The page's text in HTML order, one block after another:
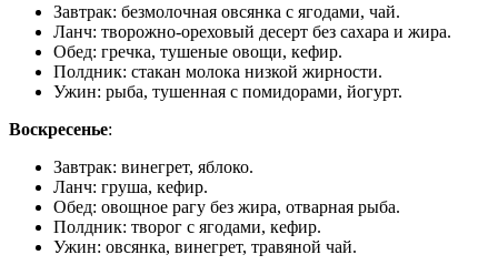
Завтрак: безмолочная овсянка с ягодами, чай.
Ланч: творожно-ореховый десерт без сахара и жира.
Обед: гречка, тушеные овощи, кефир.
Полдник: стакан молока низкой жирности.
Ужин: рыба, тушенная с помидорами, йогурт.
Воскресенье:
Завтрак: винегрет, яблоко.
Ланч: груша, кефир.
Обед: овощное рагу без жира, отварная рыба.
Полдник: творог с ягодами, кефир.
Ужин: овсянка, винегрет, травяной чай.